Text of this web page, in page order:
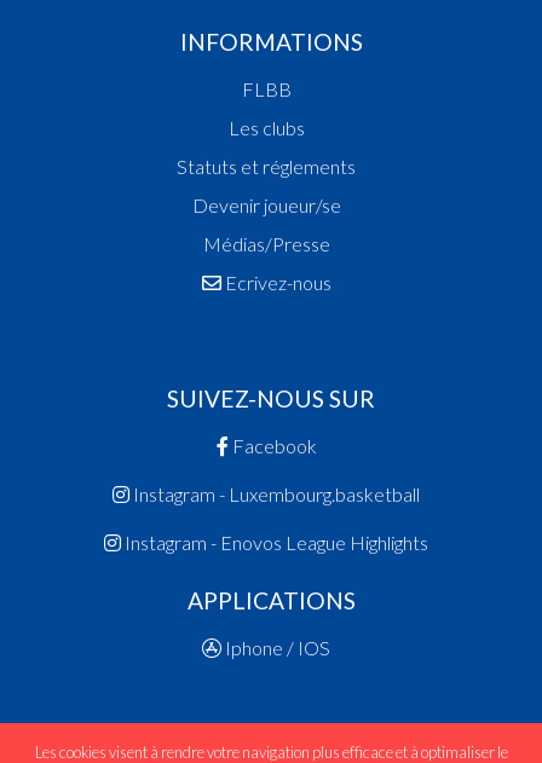
INFORMATIONS
FLBB
Les clubs
Statuts et réglements
Devenir joueur/se
Médias/Presse
Ecrivez-nous
SUIVEZ-NOUS SUR
Facebook
Instagram - Luxembourg.basketball
Instagram - Enovos League Highlights
APPLICATIONS
Iphone / IOS
Les cookies visent à rendre votre navigation plus efficace et à optimaliser le